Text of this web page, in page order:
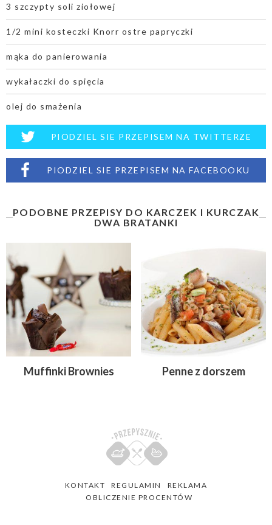
3 szczypty soli ziołowej
1/2 mini kosteczki Knorr ostre papryczki
mąka do panierowania
wykałaczki do spięcia
olej do smażenia
PIODZIEL SIE PRZEPISEM NA TWITTERZE
PIODZIEL SIE PRZEPISEM NA FACEBOOKU
PODOBNE PRZEPISY DO KARCZEK I KURCZAK
DWA BRATANKI
Muffinki Brownies Penne z dorszem
KONTAKT REGULAMIN
REKLAMA
OBLICZENIE PROCENTÓW